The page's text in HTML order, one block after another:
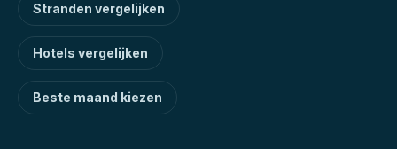
Stranden vergelijken
Hotels vergelijken
Beste maand kiezen